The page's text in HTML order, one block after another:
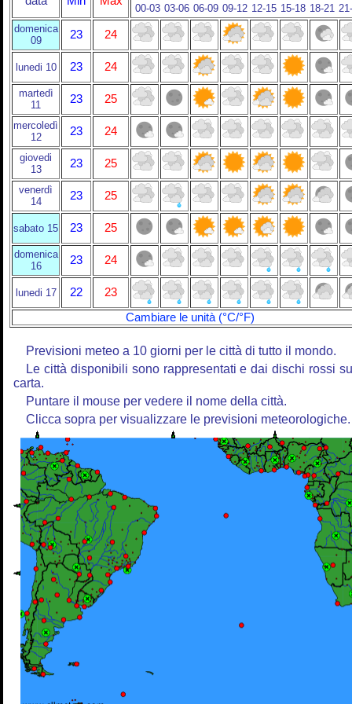
00-03 03-06 06-09 09-12 12-15 15-18 18-21
domenica
09
23 24
lunedi 10 23 24
martedì
11
23 25
mercoledì
12
23 24
giovedi
13
23 25
venerdì
14
23 25
sabato 15 23 25
domenica
16
23 24
lunedi 17 22
23
Cambiare le unità (°C/°F)
Previsioni meteo a 10 giorni per le città di tutto il mondo.
Le città disponibili sono rappresentati e dai dischi rossi
carta.
Puntare il mouse per vedere il nome della città.
Clicca sopra per visualizzare le previsioni meteorologiche.